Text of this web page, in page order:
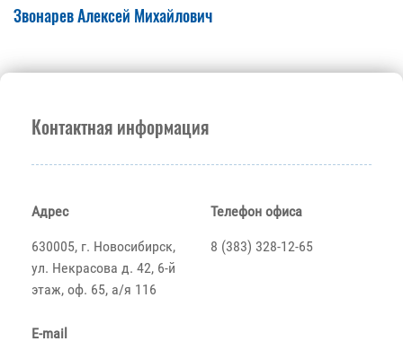
Звонарев Алексей Михайлович
Контактная информация
Адрес
630005, г. Новосибирск,
ул. Некрасова д. 42, 6-й
этаж, оф. 65, а/я 116
Телефон офиса
8 (383) 328-12-65
E-mail